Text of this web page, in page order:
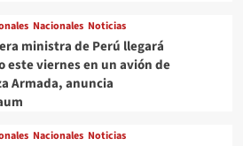
Nacionales Noticias
ministra de Perú llegará
este viernes en un avión de
Armada, anuncia
Nacionales Noticias